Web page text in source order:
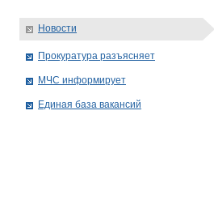
Новости
Прокуратура разъясняет
МЧС информирует
Единая база вакансий